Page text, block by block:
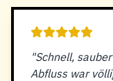
"Schnell,
Abfluss war